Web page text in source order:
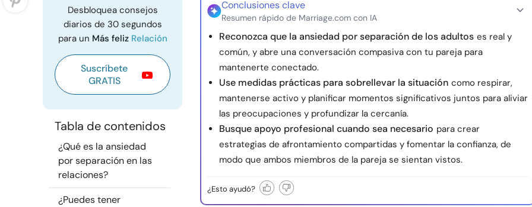
Desbloquea consejos
diarios de 30 segundos
para un Más feliz Relación
Suscríbete
GRATIS
Tabla de contenidos
¿Qué es la ansiedad
por separación en las
relaciones?
¿Puedes tener
Conclusiones clave
Resumen rápido de Marriage.com con IA
Reconozca que la ansiedad por separación de los adultos es real y
común, y abre una conversación compasiva con tu pareja para
mantenerte conectado.
Use medidas prácticas para sobrellevar la situación como respirar,
mantenerse activo y planificar momentos significativos juntos para aliviar
las preocupaciones y profundizar la cercanía.
Busque apoyo profesional cuando sea necesario para crear
estrategias de afrontamiento compartidas y fomentar la confianza, de
modo que ambos miembros de la pareja se sientan vistos.
¿Esto ayudó?